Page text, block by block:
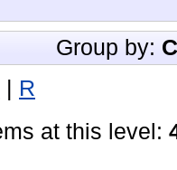
Group by:
| R
at this level: